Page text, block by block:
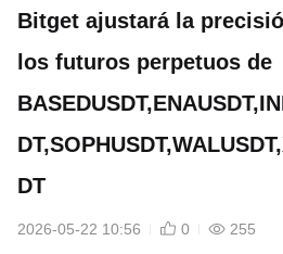
Bitget ajustará la
los futuros perpetuos de
DT
2026-05-22 10:56 0 255